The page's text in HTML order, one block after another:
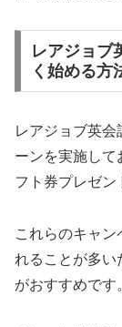
レアジョブ
く始める方
レアジョブ英
ーンを実施し
フト券プレゼン
これらのキャン
れることが多い
がおすすめです